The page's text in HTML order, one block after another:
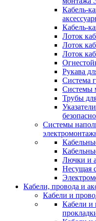
Кабель-
Кабель-
Лоток
Лоток
Лоток
Рукава
Система
Системы
Трубы
Системы
Лючки и
Несущая
Кабели, провода и
Кабели и
Кабели и